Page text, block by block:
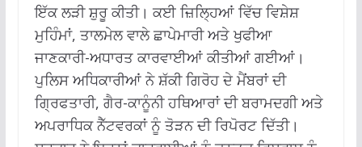
ਇੱਕ ਲੜੀ ਸ਼ੁਰੂ ਕੀਤੀ। ਕਈ ਜ਼ਿਲ੍ਹਿਆਂ ਵਿੱਚ ਵਿਸ਼ੇਸ਼
ਮੁਹਿੰਮਾਂ, ਤਾਲਮੇਲ ਵਾਲੇ ਛਾਪੇਮਾਰੀ ਅਤੇ ਖੁਫੀਆ
ਜਾਣਕਾਰੀ-ਅਧਾਰਤ ਕਾਰਵਾਈਆਂ ਕੀਤੀਆਂ ਗਈਆਂ।
ਪੁਲਿਸ ਅਧਿਕਾਰੀਆਂ ਨੇ ਸ਼ੱਕੀ ਗਿਰੋਹ ਦੇ ਮੈਂਬਰਾਂ ਦੀ
ਗ੍ਰਿਫਤਾਰੀ, ਗੈਰ-ਕਾਨੂੰਨੀ ਹਥਿਆਰਾਂ ਦੀ ਬਰਾਮਦਗੀ ਅਤੇ
ਅਪਰਾਧਿਕ ਨੈੱਟਵਰਕਾਂ ਨੂੰ ਤੋੜਨ ਦੀ ਰਿਪੋਰਟ ਦਿੱਤੀ।